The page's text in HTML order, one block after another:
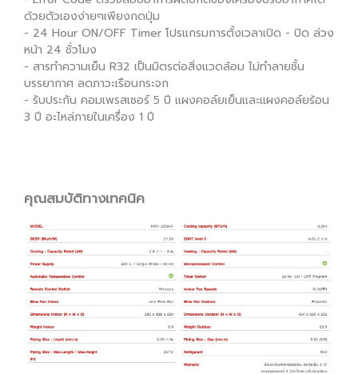
ด้วยตัวเองง่ายๆเพียงกดปุ่ม
- 24 Hour ON/OFF Timer โปรแกรมการตั้งเวลาเปิด - ปิด ล่วง
หน้า 24 ชั่วโมง
- สารทำความเย็น R32 เป็นมิตรต่อสิ่งแวดล้อม ไม่ทำลายชั้น
บรรยากาศ ลดภาวะเรือนกระจก
- รับประกัน คอมเพรสเซอร์ 5 ปี แผงคอล์ยเย็นและแผงคอล์ยร้อน
3 ปี อะไหล่ภายในเครื่อง 1 ปี
คุณสมบัติทางเทคนิค